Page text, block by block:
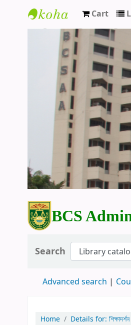
BCS Administration
Cart
BCS
Search
Advanced search
Home Details for: শিক্ষাদর্শন